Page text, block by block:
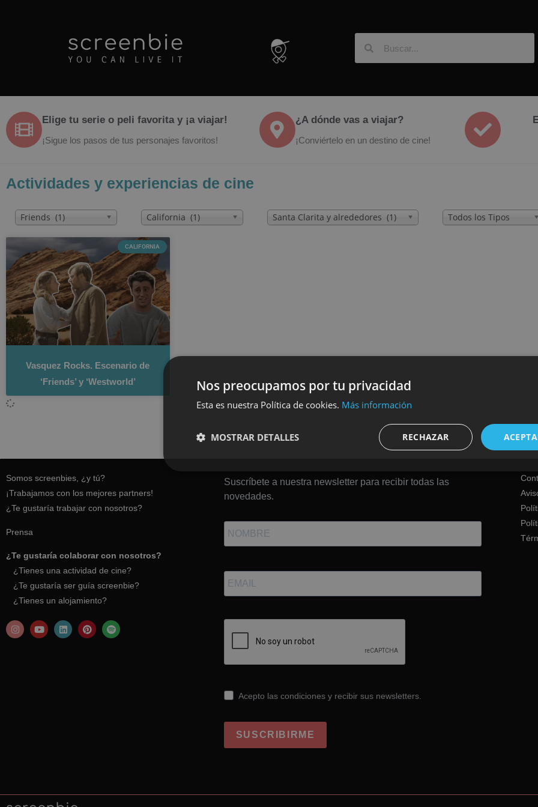
Elige tu serie o peli favorita y ¡a viajar!
¡Sigue los pasos de tus personajes favoritos!
¿A dónde vas a viajar?
¡Conviértelo en un destino de cine!
Actividades y experiencias de cine
Friends (1) California (1) Santa Clarita y alrededores (1) Todos los Tipos
CALIFORNIA
Vasquez Rocks. Escenario de
‘Friends’ y ‘Westworld’
Somos screenbies, ¿y tú?
¡Trabajamos con los mejores partners!
¿Te gustaría trabajar con nosotros?
Prensa
¿Te gustaría colaborar con nosotros?
¿Tienes una actividad de cine?
¿Te gustaría ser guía screenbie?
¿Tienes un alojamiento?
Suscríbete a nuestra newsletter para recibir todas las
novedades.
Acepto las condiciones y recibir sus newsletters.
SUSCRIBIRME
Nos preocupamos por tu privacidad
Esta es nuestra Política de cookies. Más información
RECHAZAR
MOSTRAR DETALLES